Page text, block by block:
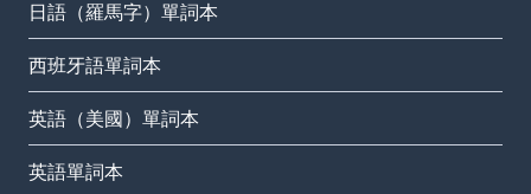
日語（羅馬字）單詞本
西班牙語單詞本
英語（美國）單詞本
英語單詞本